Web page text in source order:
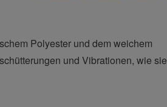
Polyester und dem weichem
und Vibrationen, wie sie